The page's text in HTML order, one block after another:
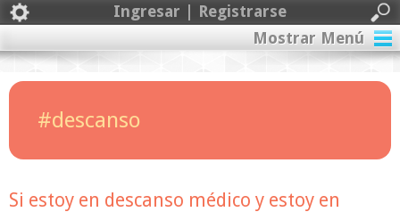
Ingresar | Registrarse
Mostrar Menú
#descanso
Si estoy en descanso médico y estoy en